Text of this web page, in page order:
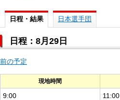
日程・結果 日本選手団
日程：8月29日
前の予定
現地時間
9:00 11:00